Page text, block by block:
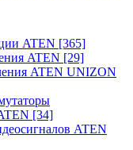
ATEN [365]
ATEN [29]
ATEN UNIZON
[34]
ATEN